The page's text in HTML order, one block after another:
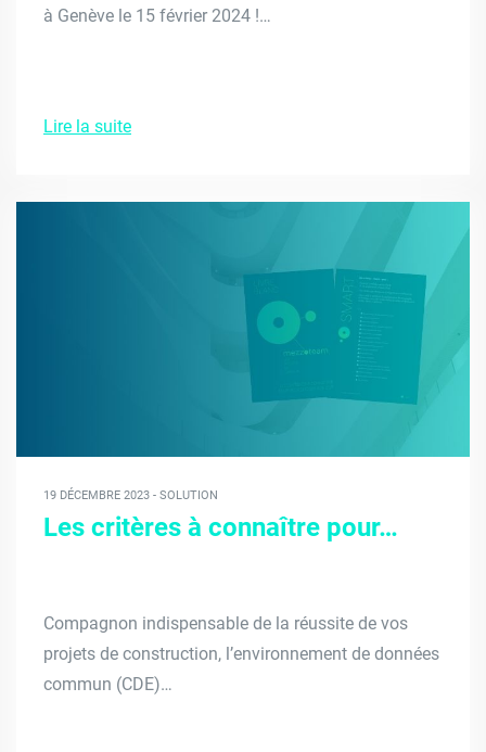
à Genève le 15 février 2024 !…
Lire la suite
19 DÉCEMBRE 2023 - SOLUTION
Les critères à connaître pour…
Compagnon indispensable de la réussite de vos
projets de construction, l’environnement de données
commun (CDE)…